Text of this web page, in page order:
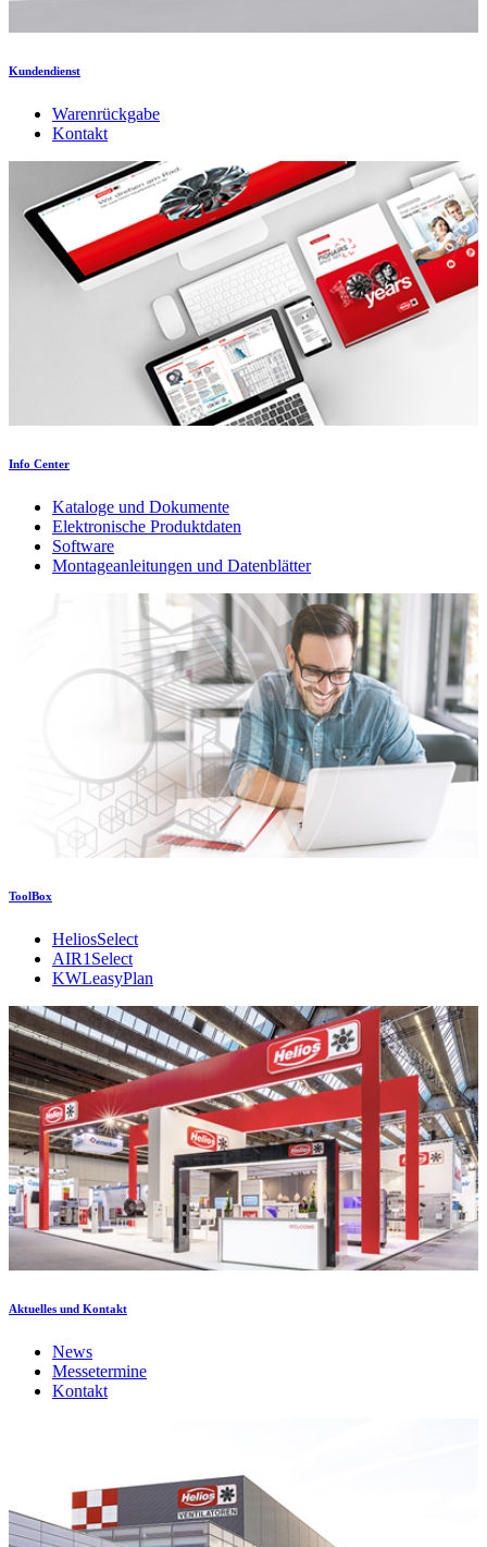
Kundendienst
Warenrückgabe
Kontakt
Info Center
Kataloge und Dokumente
Elektronische Produktdaten
Software
Montageanleitungen und Datenblätter
ToolBox
HeliosSelect
AIR1Select
KWLeasyPlan
Aktuelles und Kontakt
News
Messetermine
Kontakt